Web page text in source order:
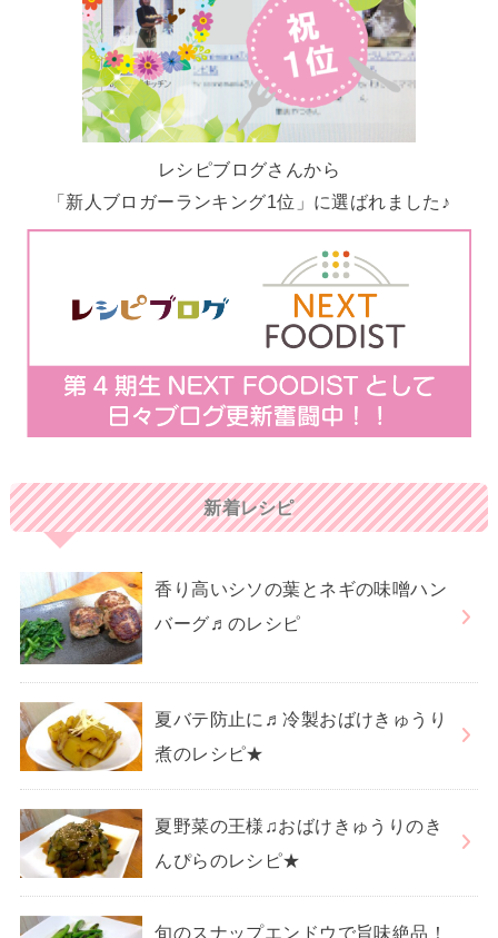
レシピブログさんから
「新人ブロガーランキング1位」に選ばれました♪
新着レシピ
香り高いシソの葉とネギの味噌ハン
バーグ♬のレシピ
夏バテ防止に♬冷製おばけきゅうり
煮のレシピ★
夏野菜の王様♫おばけきゅうりのき
んぴらのレシピ★
旬のスナップエンドウで旨味絶品！